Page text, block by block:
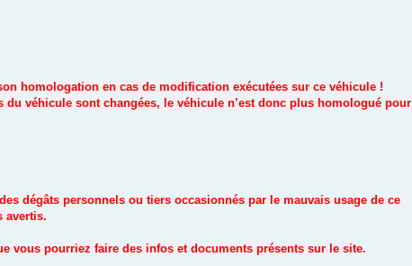
homologation en cas de modification exécutées sur ce véhicule !
véhicule sont changées, le véhicule n’est donc plus homologué pour
dégâts personnels ou tiers occasionnés par le mauvais usage de ce
avertis.
vous pourriez faire des infos et documents présents sur le site.